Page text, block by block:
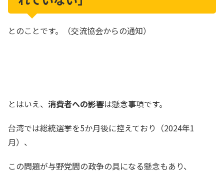
とのことです。（交流協会からの通知）
​とはいえ、 消費者への影響は懸念事項です。
台湾では総統選挙を5か月後に控えており（2024年1
月）、
この問題が与野党間の政争の具になる懸念もあり、